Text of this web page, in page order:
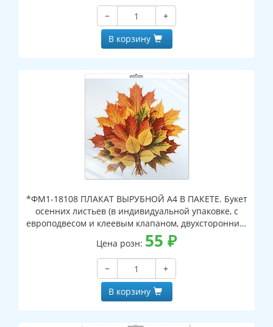
−
+
В корзину
*ФМ1-18108 ПЛАКАТ ВЫРУБНОЙ А4 В ПАКЕТЕ. Букет
осенних листьев (в индивидуальной упаковке, с
европодвесом и клеевым клапаном, двухсторонний,
ВД-лак)
Цена розн: 55 ₽
−
+
В корзину